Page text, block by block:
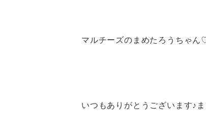
マルチーズのまめたろうちゃん
いつもありがとうございます♪